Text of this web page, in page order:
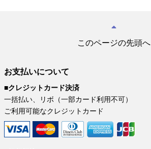
このページの先頭へ
お支払いについて
■クレジットカード決済
一括払い、リボ（一部カード利用不可）
ご利用可能なクレジットカード